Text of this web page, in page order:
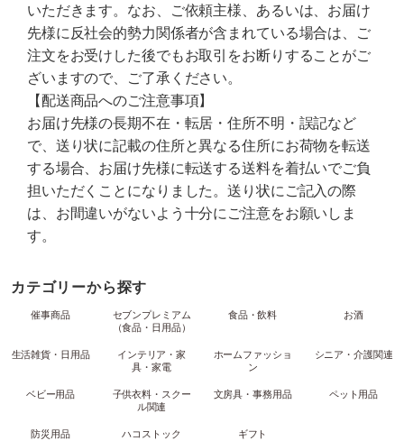
いただきます。なお、ご依頼主様、あるいは、お届け
先様に反社会的勢力関係者が含まれている場合は、ご
注文をお受けした後でもお取引をお断りすることがご
ざいますので、ご了承ください。
【配送商品へのご注意事項】
お届け先様の長期不在・転居・住所不明・誤記など
で、送り状に記載の住所と異なる住所にお荷物を転送
する場合、お届け先様に転送する送料を着払いでご負
担いただくことになりました。送り状にご記入の際
は、お間違いがないよう十分にご注意をお願いしま
す。
カテゴリーから探す
催事商品
セブンプレミアム
（食品・日用品）
食品・飲料 お酒
生活雑貨・日用品
インテリア・家
具・家電
ホームファッショ
ン
シニア・介護関連
ベビー用品
子供衣料・スクー
ル関連
文房具・事務用品 ペット用品
防災用品 ハコストック ギフト